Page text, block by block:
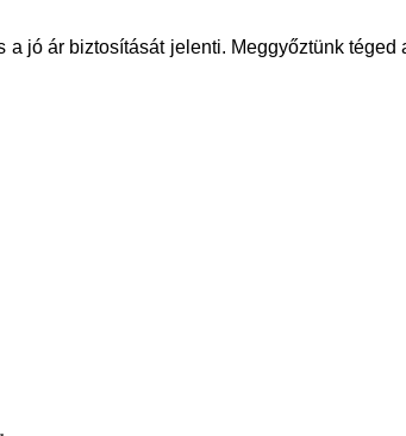
jó ár biztosítását jelenti. Meggyőztünk téged